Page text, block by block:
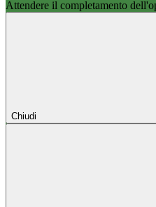
Attendere il completamento
Chiudi